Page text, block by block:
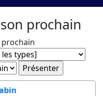
prochain